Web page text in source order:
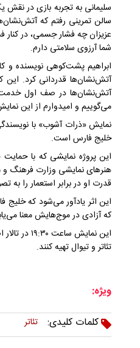
سلیمانی به تجربه بازی در
سالن تمرینی رفتم که
عزیزان چه فشار جسمی، در
شما آرزوی سلامتی دارم.
ابراهیم پشت‌کوهی نویسنده و
آتش‌نشان‌ها قدردانی کرد. این
آتش‌نشان‌ها در صف اول خدمت
می‌گوییم و امیدوارم از این
نمایش «ذرات آشوب» با
خلیج فارس است.
این پروژه نمایشی که با حمایت
هنرهای نمایشی وزارت فرهنگ و
قدرت او در برابر استعمار را به
این اثر یادآور می‌شود که
که آزادی در موج‌هایش معنا
این
تئاتر و تیوال تهیه کنند.
ویژه:
کلمات کلیدی:
تئاتر